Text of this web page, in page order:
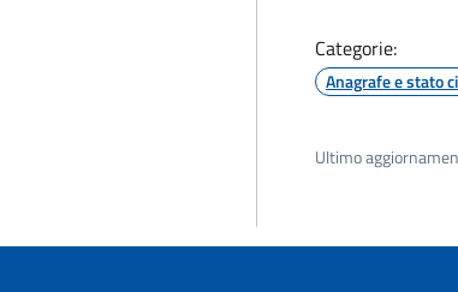
Categorie:
Anagrafe e stato
Ultimo